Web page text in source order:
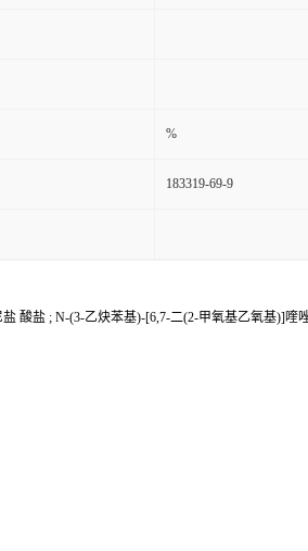
%
183319-69-9
酸盐 ; N-(3-乙炔苯基)-[6,7-二(2-甲氧基乙氧基)]喹